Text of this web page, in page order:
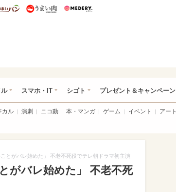
集
いめし うまいパン うまい肉
スマホ・IT シゴト プレゼント＆キャンペーン
カル 演劇 ニコ動 本・マンガ ゲーム イベント アート
とがバレ始めた」 不老不死役でテレ朝ドラマ初主演
がバレ始めた」 不老不死